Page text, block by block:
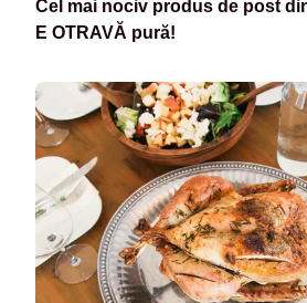
Cel mai nociv produs de post
E OTRAVĂ pură!